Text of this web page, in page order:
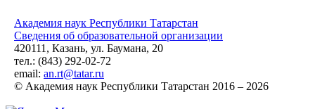
Академия наук Республики Татарстан
Сведения об образовательной организации
420111, Казань, ул. Баумана, 20
тел.: (843) 292-02-72
email: an.rt@tatar.ru
© Академия наук Республики Татарстан 2016 – 2026